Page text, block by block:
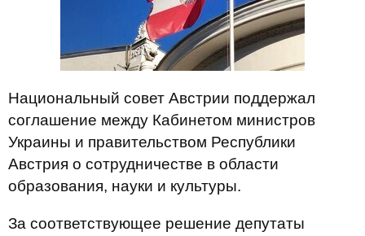
Национальный совет Австрии поддержал
соглашение между Кабинетом министров
Украины и правительством Республики
Австрия о сотрудничестве в области
образования, науки и культуры.
За соответствующее решение депутаты